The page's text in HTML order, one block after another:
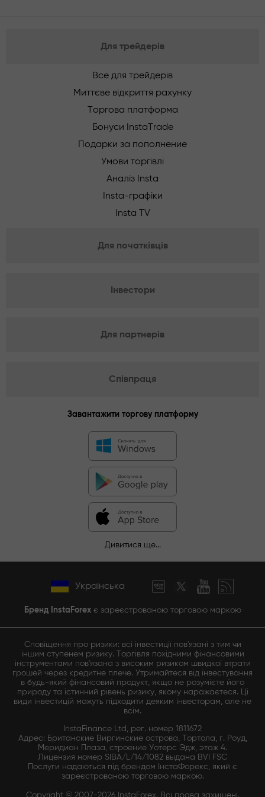
Для трейдерів
Все для трейдерів
Миттєве відкриття рахунку
Торгова платформа
Бонуси InstaTrade
Подарки за пополнение
Умови торгівлі
Аналіз Insta
Insta-графіки
Insta TV
Для початківців
Інвестори
Для партнерів
Співпраця
Завантажити торгову платформу
Дивитися ще...
Українська
Бренд InstaForexє зареєстрованою торговою маркою
Сповіщення про ризики: всі інвестиції пов'язані з тим чи
іншим ступенем ризику. Торгівля похідними фінансовими
інструментами пов'язана з високим ризиком швидкої втрати
грошей через кредитне плече. Утримайтеся від інвестування
в будь-який фінансовий продукт, якщо не розумієте його
природу та істинний рівень ризику, якому наражаєтеся. Ці
види інвестицій можуть підходити деяким інвесторам, але не
всім.
InstaFinance Ltd, рег. номер 1811672
Адрес: Британские Виргинские острова, Тортола, г. Роуд,
Меридиан Плаза, строение Уотерс Эдж, этаж 4.
Лицензия номер SIBA/L/14/1082 выдана BVI FSC
Послуги надаються під брендом ІнстаФорекс, який є
зареєстрованою торговою маркою.
Copyright © 2007-2026 InstaForex. Всі права захищені.